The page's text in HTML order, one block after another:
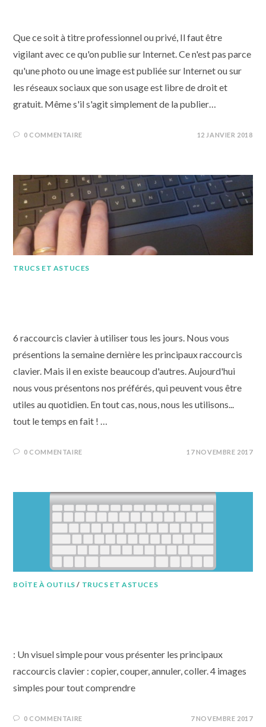
Que ce soit à titre professionnel ou privé, Il faut être
vigilant avec ce qu'on publie sur Internet. Ce n'est pas parce
qu'une photo ou une image est publiée sur Internet ou sur
les réseaux sociaux que son usage est libre de droit et
gratuit. Même s'il s'agit simplement de la publier…
0 COMMENTAIRE 12 JANVIER 2018
TRUCS ET ASTUCES
6 raccourcis clavier à utiliser tous les jours. Nous vous
présentions la semaine dernière les principaux raccourcis
clavier. Mais il en existe beaucoup d'autres. Aujourd'hui
nous vous présentons nos préférés, qui peuvent vous être
utiles au quotidien. En tout cas, nous, nous les utilisons...
tout le temps en fait ! …
0 COMMENTAIRE 17 NOVEMBRE 2017
BOÎTE À OUTILS / TRUCS ET ASTUCES
: Un visuel simple pour vous présenter les principaux
raccourcis clavier : copier, couper, annuler, coller. 4 images
simples pour tout comprendre
0 COMMENTAIRE 7 NOVEMBRE 2017